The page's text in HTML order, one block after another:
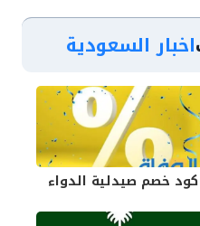
اخبار السعودية
كود خصم صيدلية الدواء